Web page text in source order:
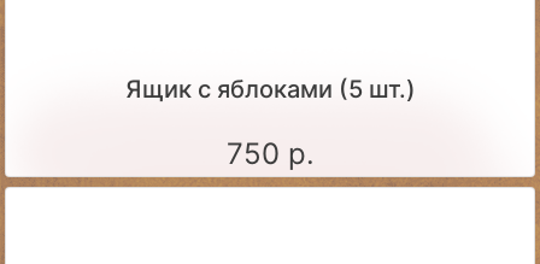
Ящик c яблоками (5 шт.)
750 р.